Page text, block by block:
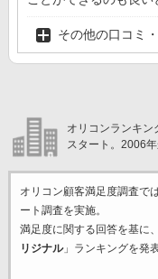
その他の口コミ
オリコンランキン
スタート。2006
オリコン顧客満足度調査で
ート調査を実施。
満足度に関する回答を基に
リジナル」ランキングを発